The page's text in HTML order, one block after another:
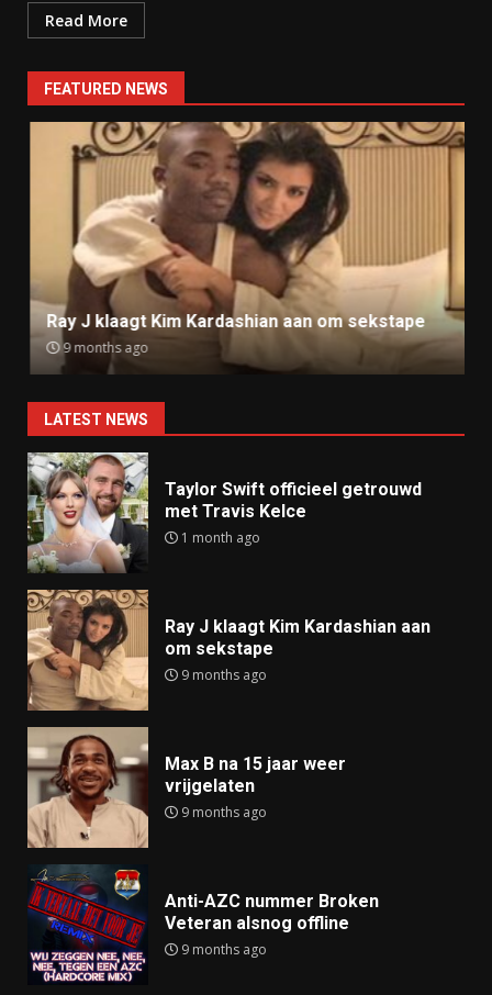
Read More
FEATURED NEWS
Ray J klaagt Kim Kardashian aan om sekstape
9 months ago
LATEST NEWS
Taylor Swift officieel getrouwd
met Travis Kelce
1 month ago
Ray J klaagt Kim Kardashian aan
om sekstape
9 months ago
Max B na 15 jaar weer
vrijgelaten
9 months ago
Anti-AZC nummer Broken
Veteran alsnog offline
9 months ago